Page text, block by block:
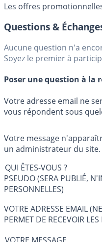
Les offres
Questions &
Aucune question n'a
Soyez le premier à
Poser une question à la
Votre adresse email ne
vous répondent sous
Votre message
un administrateur du site.
QUI ÊTES-VOUS ?
PSEUDO (SERA PUBLIÉ,
PERSONNELLES)
VOTRE ADRESSE EMAIL
PERMET DE RECEVOIR LES
VOTRE MESSAGE